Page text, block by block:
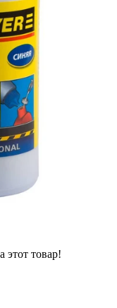
этот товар!